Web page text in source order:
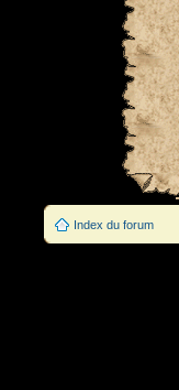
Index du forum